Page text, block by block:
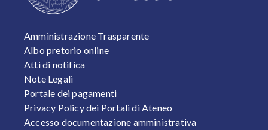
FOOTER 1
Amministrazione Trasparente
Albo pretorio online
Atti di notifica
Note Legali
Portale dei pagamenti
Privacy Policy dei Portali di Ateneo
Accesso documentazione amministrativa